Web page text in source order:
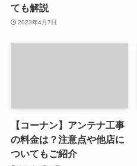
ても解説
2023年4月7日
【コーナン】アンテナ工事
の料金は？注意点や他店に
ついてもご紹介